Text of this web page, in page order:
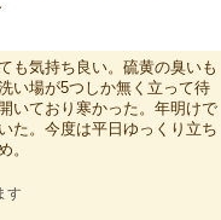
も気持ち良い。硫黄の臭いも
い場が5つしか無く立って待
いており寒かった。年明けで
た。今度は平日ゆっくり立ち
。
す